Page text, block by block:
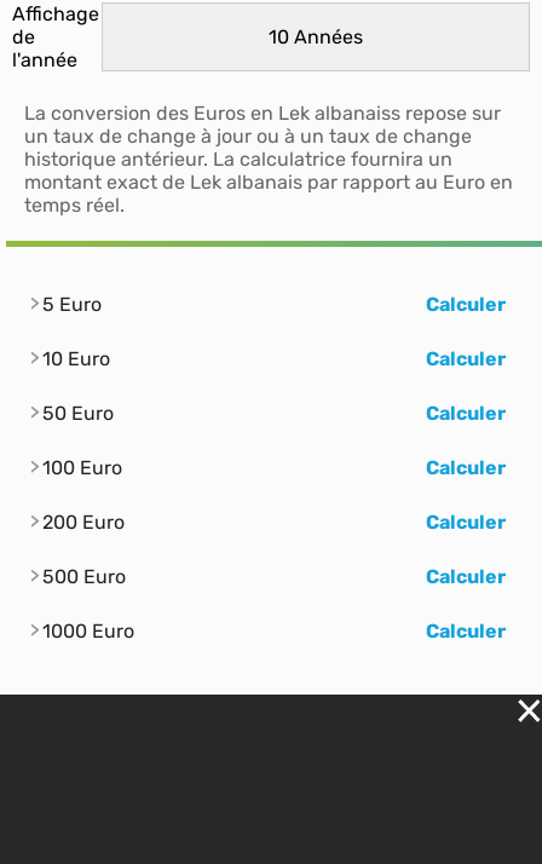
Affichage
de
l'année
La conversion des Euros en Lek albanaiss repose sur
un taux de change à jour ou à un taux de change
historique antérieur. La calculatrice fournira un
montant exact de Lek albanais par rapport au Euro en
temps réel.
5 Euro Calculer
10 Euro Calculer
50 Euro Calculer
100 Euro Calculer
200 Euro Calculer
500 Euro Calculer
1000 Euro Calculer